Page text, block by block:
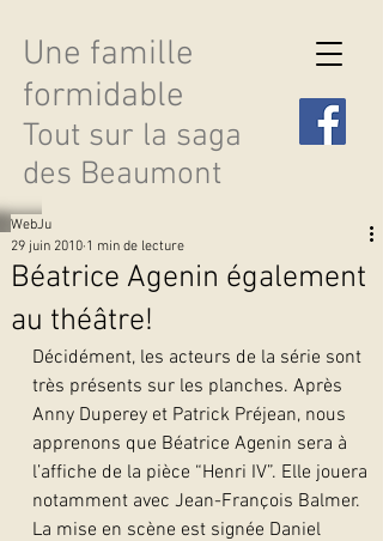
Une famille
formidable
Tout sur la saga
des Beaumont
Découvrir les saisons
Béatrice Agenin également
au théâtre!
WebJu
29 juin 2010 1 min de lecture
Décidément, les acteurs de la série sont
très présents sur les planches. Après
Anny Duperey et Patrick Préjean, nous
apprenons que Béatrice Agenin sera à
l’affiche de la pièce “Henri IV”. Elle jouera
notamment avec Jean-François Balmer.
La mise en scène est signée Daniel